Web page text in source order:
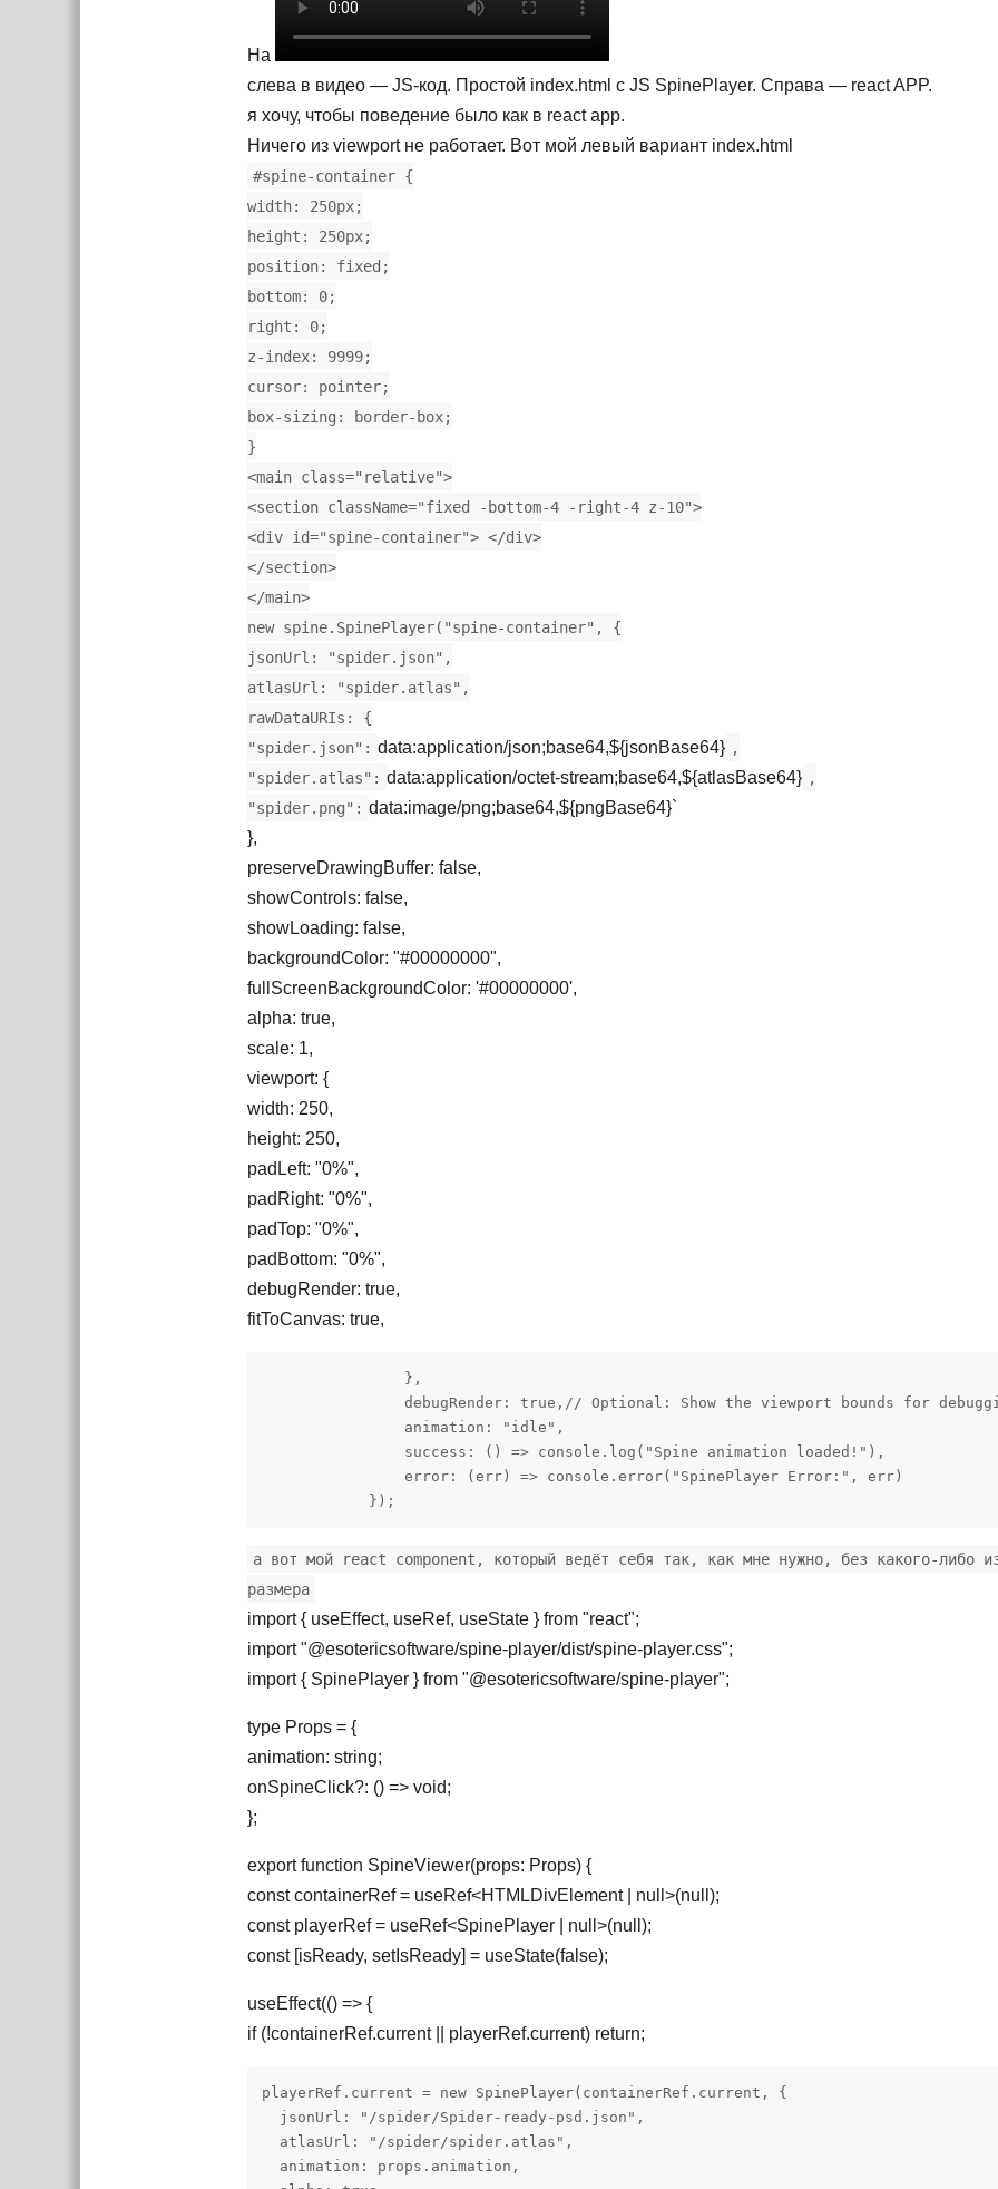
На
слева в видео — JS-код. Простой index.html с JS SpinePlayer. Справа — react APP.
я хочу, чтобы поведение было как в react app.
Ничего из viewport не работает. Вот мой левый вариант index.html
#spine-container {
width: 250px;
height: 250px;
position: fixed;
bottom: 0;
right: 0;
z-index: 9999;
cursor: pointer;
box-sizing: border-box;
}
<main class="relative">
<section className="fixed -bottom-4 -right-4 z-10">
<div id="spine-container"> </div>
</section>
</main>
new spine.SpinePlayer("spine-container", {
jsonUrl: "spider.json",
atlasUrl: "spider.atlas",
rawDataURIs: {
"spider.json": data:application/json;base64,${jsonBase64} ,
"spider.atlas": data:application/octet-stream;base64,${atlasBase64} ,
"spider.png": data:image/png;base64,${pngBase64}`
},
preserveDrawingBuffer: false,
showControls: false,
showLoading: false,
backgroundColor: "#00000000",
fullScreenBackgroundColor: '#00000000',
alpha: true,
scale: 1,
viewport: {
width: 250,
height: 250,
padLeft: "0%",
padRight: "0%",
padTop: "0%",
padBottom: "0%",
debugRender: true,
fitToCanvas: true,
                },
debugRender: true,// Optional: Show the viewport bounds for
                animation: "idle",
                success: () => console.log("Spine animation loaded!"),
                error: (err) => console.error("SpinePlayer Error:", err)
            });
а вот мой react component, который ведёт себя так, как мне нужно, без какого-либо
размера
import { useEffect, useRef, useState } from "react";
import "@esotericsoftware/spine-player/dist/spine-player.css";
import { SpinePlayer } from "@esotericsoftware/spine-player";
type Props = {
animation: string;
onSpineClick?: () => void;
};
export function SpineViewer(props: Props) {
const containerRef = useRef<HTMLDivElement | null>(null);
const playerRef = useRef<SpinePlayer | null>(null);
const [isReady, setIsReady] = useState(false);
useEffect(() => {
if (!containerRef.current || playerRef.current) return;
playerRef.current = new SpinePlayer(containerRef.current, {
  jsonUrl: "/spider/Spider-ready-psd.json",
  atlasUrl: "/spider/spider.atlas",
  animation: props.animation,